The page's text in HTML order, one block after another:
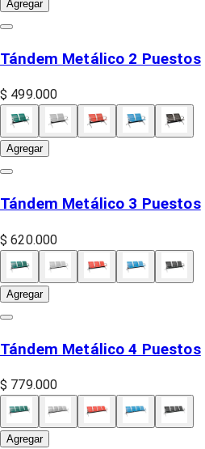
Agregar
Tándem Metálico 2 Puestos
$ 499.000
Agregar
Tándem Metálico 3 Puestos
$ 620.000
Agregar
Tándem Metálico 4 Puestos
$ 779.000
Agregar